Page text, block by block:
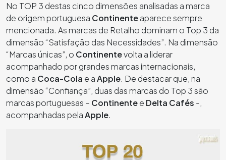
No TOP 3 destas cinco dimensões analisadas a marca
de origem portuguesa Continenteaparece sempre
mencionada. As marcas de Retalho dominam o Top 3 da
dimensão “Satisfação das Necessidades”. Na dimensão
“Marcas únicas”, o Continentevolta a liderar
acompanhado por grandes marcas internacionais,
como a Coca-Cola e aApple. De destacar que, na
dimensão “Confiança”, duas das marcas do Top 3 são
marcas portuguesas – Continentee Delta Cafés -,
acompanhadas pelaApple.